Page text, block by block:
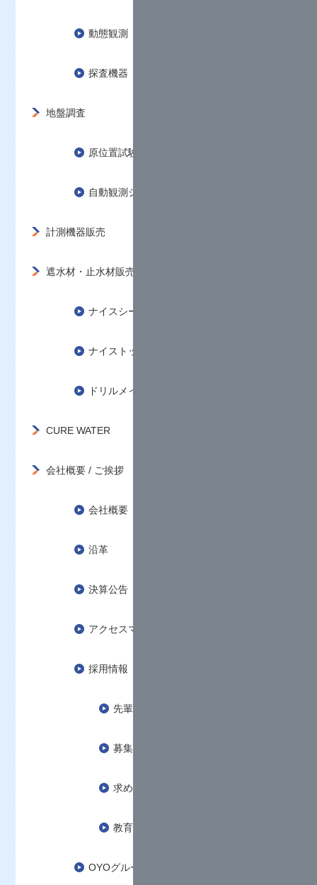
動態観測
探査機器
地盤調査
原位置試験・現場計測
自動観測システムの設置・管理
計測機器販売
遮水材・止水材販売
ナイスシール（遮水パッカー材）
ナイストップ（逸泥、遮水防止材）
ドリルメイト（掘削流体材）
CURE WATER
会社概要 / ご挨拶
会社概要
沿革
決算公告
アクセスマップ
採用情報
先輩の声
募集要項
求める人物像
教育制度
OYOグループ